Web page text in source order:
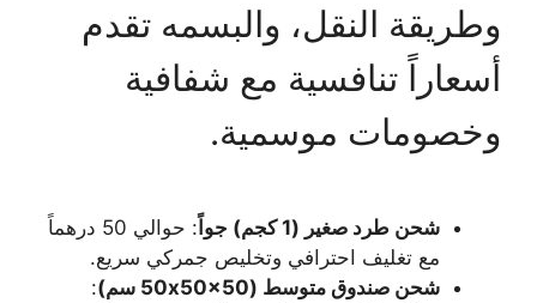
وطريقة النقل، والبسمه تقدم
أسعاراً تنافسية مع شفافية
وخصومات موسمية.
شحن طرد صغير (1 كجم) جواً
: حوالي 50 درهماً
مع تغليف احترافي وتخليص جمركي سريع.
شحن صندوق متوسط (50x50x50 سم)
: